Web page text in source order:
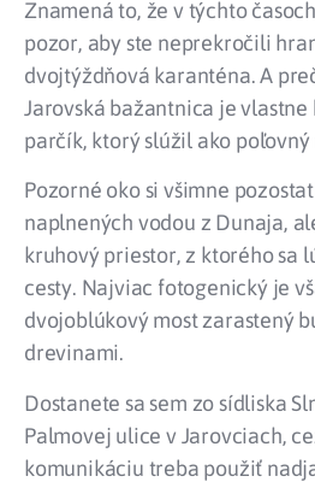
Znamená to, že v týchto
pozor, aby ste neprekročili
dvojtýždňová karanténa. A
Jarovská bažantnica je
parčík, ktorý slúžil ako
Pozorné oko si všimne
naplnených vodou z Dunaja,
kruhový priestor, z ktorého sa
cesty. Najviac fotogenický je
dvojoblúkový most zarastený
drevinami.
Dostanete sa sem zo sídliska
Palmovej ulice v Jarovciach,
komunikáciu treba použiť